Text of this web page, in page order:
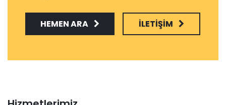
HEMEN ARA İLETIŞIM